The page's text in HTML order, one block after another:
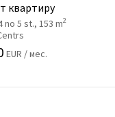
квартиру
no 5 st., 153 m2
EUR / мес.